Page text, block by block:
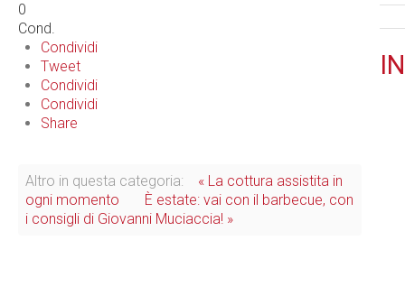
0
Cond.
Condividi
Tweet
Condividi
Condividi
Share
Altro in questa categoria:
« La cottura assistita in
ogni momento
È estate: vai con il barbecue, con
i consigli di Giovanni Muciaccia! »
IN